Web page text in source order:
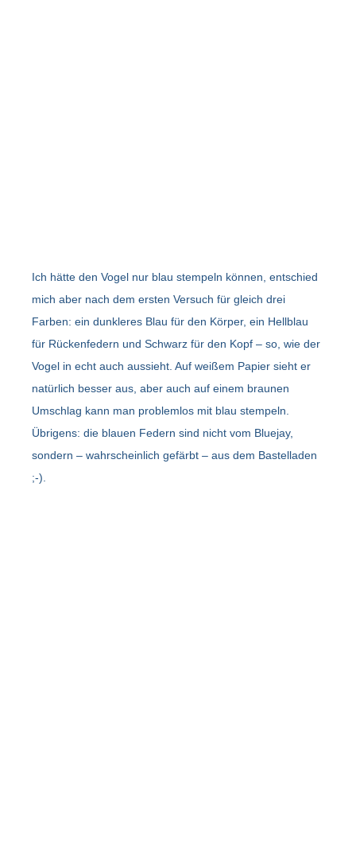
Ich hätte den Vogel nur blau stempeln können, entschied
mich aber nach dem ersten Versuch für gleich drei
Farben: ein dunkleres Blau für den Körper, ein Hellblau
für Rückenfedern und Schwarz für den Kopf – so, wie der
Vogel in echt auch aussieht. Auf weißem Papier sieht er
natürlich besser aus, aber auch auf einem braunen
Umschlag kann man problemlos mit blau stempeln.
Übrigens: die blauen Federn sind nicht vom Bluejay,
sondern – wahrscheinlich gefärbt – aus dem Bastelladen
;-).